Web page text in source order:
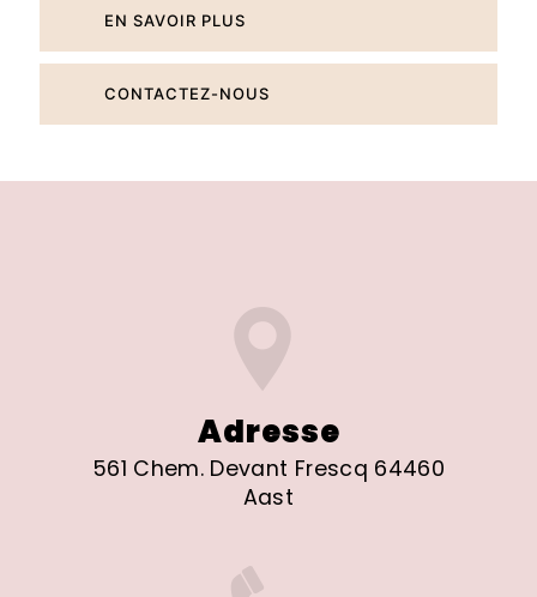
EN SAVOIR PLUS
CONTACTEZ-NOUS
Adresse
561 Chem. Devant Frescq 64460
Aast